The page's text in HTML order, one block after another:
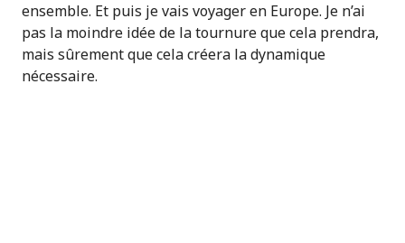
ensemble. Et puis je vais voyager en Europe. Je n’ai
pas la moindre idée de la tournure que cela prendra,
mais sûrement que cela créera la dynamique
nécessaire.